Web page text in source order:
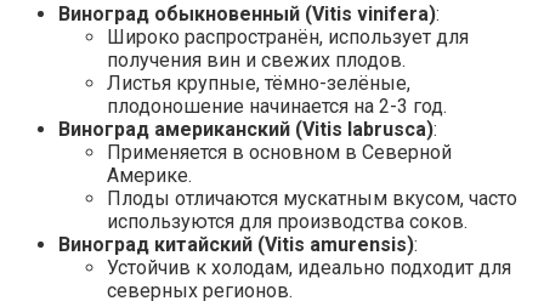
Виноград обыкновенный (Vitis vinifera):
Широко распространён, использует для
получения вин и свежих плодов.
Листья крупные, тёмно-зелёные,
плодоношение начинается на 2-3 год.
Виноград американский (Vitis labrusca):
Применяется в основном в Северной
Америке.
Плоды отличаются мускатным вкусом, часто
используются для производства соков.
Виноград китайский (Vitis amurensis):
Устойчив к холодам, идеально подходит для
северных регионов.